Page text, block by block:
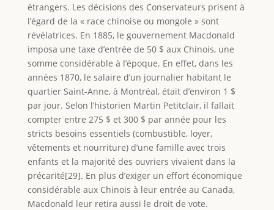
étrangers. Les décisions des Conservateurs prisent à
l’égard de la « race chinoise ou mongole » sont
révélatrices. En 1885, le gouvernement Macdonald
imposa une taxe d’entrée de 50 $ aux Chinois, une
somme considérable à l’époque. En effet, dans les
années 1870, le salaire d’un journalier habitant le
quartier Saint-Anne, à Montréal, était d’environ 1 $
par jour. Selon l’historien Martin Petitclair, il fallait
compter entre 275 $ et 300 $ par année pour les
stricts besoins essentiels (combustible, loyer,
vêtements et nourriture) d’une famille avec trois
enfants et la majorité des ouvriers vivaient dans la
précarité[29]. En plus d’exiger un effort économique
considérable aux Chinois à leur entrée au Canada,
Macdonald leur retira aussi le droit de vote.